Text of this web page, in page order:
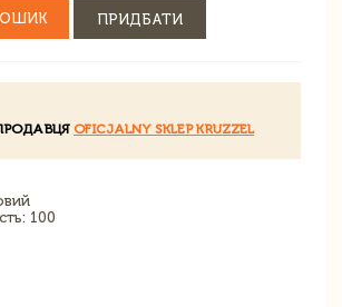
ПРИДБАТИ
OFICJALNY SKLEP KRUZZEL
100